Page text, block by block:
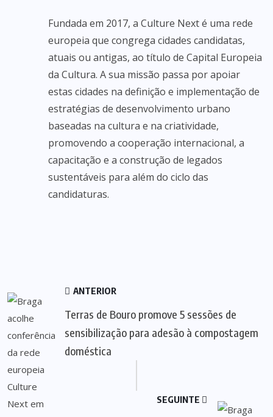
Fundada em 2017, a Culture Next é uma rede
europeia que congrega cidades candidatas,
atuais ou antigas, ao título de Capital Europeia
da Cultura. A sua missão passa por apoiar
estas cidades na definição e implementação de
estratégias de desenvolvimento urbano
baseadas na cultura e na criatividade,
promovendo a cooperação internacional, a
capacitação e a construção de legados
sustentáveis para além do ciclo das
candidaturas.
ANTERIOR
Terras de Bouro promove 5 sessões de
sensibilização para adesão à compostagem
doméstica
SEGUINTE